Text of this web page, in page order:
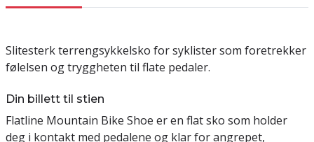
Slitesterk terrengsykkelsko for syklister som foretrekker
følelsen og tryggheten til flate pedaler.
Din billett til stien
Flatline Mountain Bike Shoe er en flat sko som holder
deg i kontakt med pedalene og klar for angrepet,